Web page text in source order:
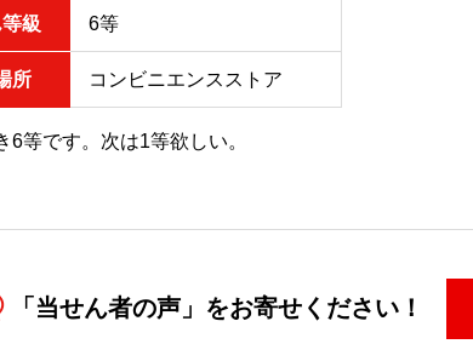
級 6等
所 コンビニエンスストア
6等です。次は1等欲しい。
「当せん者の声」をお寄せください！